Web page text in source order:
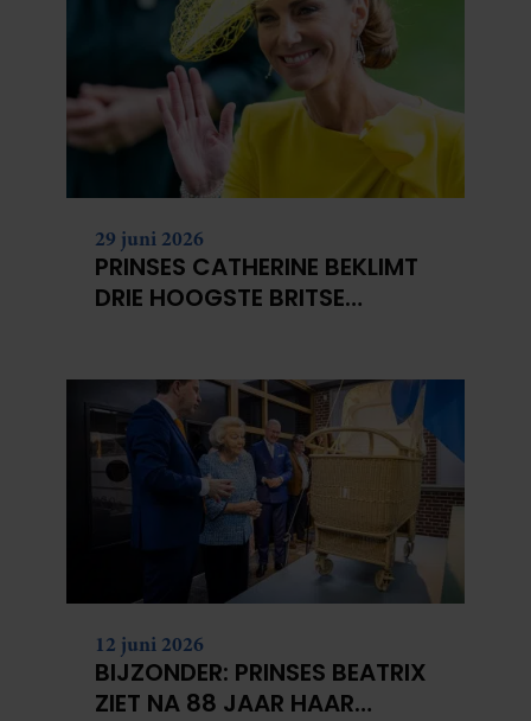
29 juni 2026
PRINSES CATHERINE BEKLIMT
DRIE HOOGSTE BRITSE
12 juni 2026
BIJZONDER: PRINSES BEATRIX
ZIET NA 88 JAAR HAAR